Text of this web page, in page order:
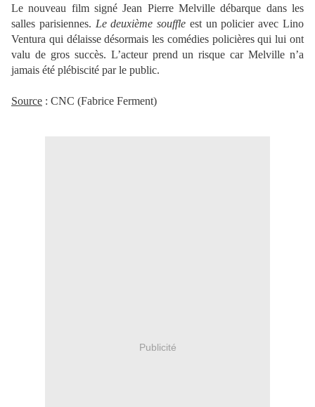
Le nouveau film signé Jean Pierre Melville débarque dans les
salles parisiennes. Le deuxième souffle est un policier avec Lino
Ventura qui délaisse désormais les comédies policières qui lui ont
valu de gros succès. L’acteur prend un risque car Melville n’a
jamais été plébiscité par le public.
Source : CNC (Fabrice Ferment)
Publicité